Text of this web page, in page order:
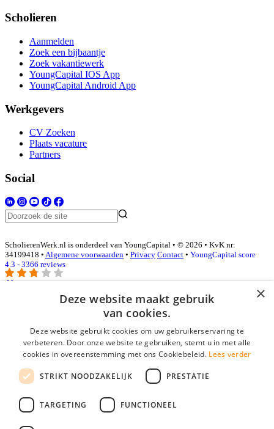
Scholieren
Aanmelden
Zoek een bijbaantje
Zoek vakantiewerk
YoungCapital IOS App
YoungCapital Android App
Werkgevers
CV Zoeken
Plaats vacature
Partners
Social
ScholierenWerk.nl is onderdeel van YoungCapital • © 2026 • KvK nr:
34199418 • Algemene voorwaarden • Privacy Contact • YoungCapital score
4.3 - 3366 reviews
E-mail*
Wachtwoord
login gegevens onthouden
login
×
Deze website maakt gebruik
van cookies.
Deze website gebruikt cookies om uw gebruikerservaring te
verbeteren. Door onze website te gebruiken, stemt u in met alle
cookies in overeenstemming met ons Cookiebeleid. Lees verder
STRIKT NOODZAKELIJK PRESTATIE
TARGETING FUNCTIONEEL